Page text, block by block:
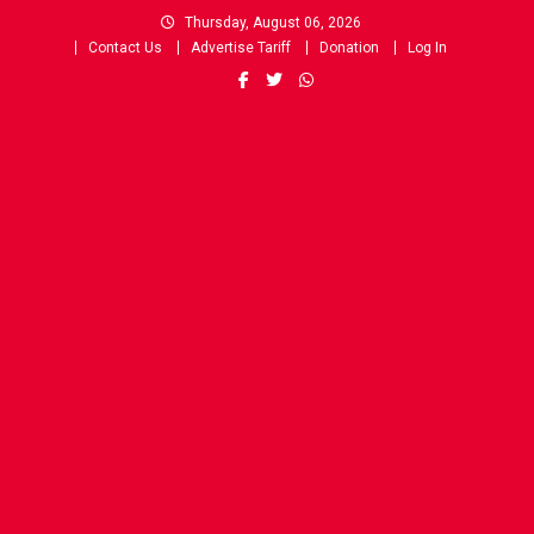
Thursday, August 06, 2026
Contact Us
Advertise Tariff Donation Log In